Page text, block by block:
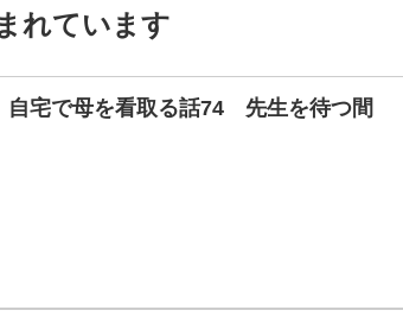
れています
自宅で母を看取る話74 先生を待つ間